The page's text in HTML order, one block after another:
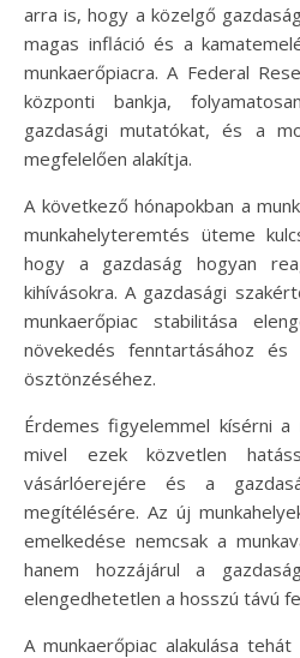
arra is, hogy a közelgő
magas infláció és a
munkaerőpiacra. A Federal
központi bankja,
gazdasági mutatókat, és a
megfelelően alakítja.
A következő hónapokban a
munkahelyteremtés üteme
hogy a gazdaság hogyan
kihívásokra. A gazdasági
munkaerőpiac stabilitása
növekedés fenntartásához
ösztönzéséhez.
Érdemes figyelemmel kísérni a
mivel ezek közvetlen
vásárlóerejére és a
megítélésére. Az új
emelkedése nemcsak a
hanem hozzájárul a
elengedhetetlen a hosszú távú
A munkaerőpiac alakulása